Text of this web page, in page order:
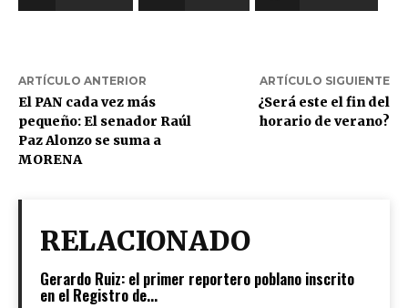
ARTÍCULO ANTERIOR
El PAN cada vez más
pequeño: El senador Raúl
Paz Alonzo se suma a
MORENA
ARTÍCULO SIGUIENTE
¿Será este el fin del
horario de verano?
RELACIONADO
Gerardo Ruiz: el primer reportero poblano inscrito
en el Registro de...